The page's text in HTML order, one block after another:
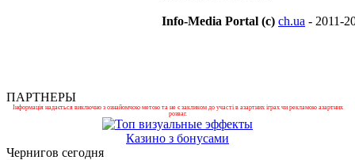
Info-Media Portal (c) ch.ua - 2011-
ПАРТНЕРЫ
Інформація надається виключно з ознайомчою метою та не є закликом до участі в азартних іграх чи рекламою азартних
розваг.
Казино з бонусами
Чернигов сегодня